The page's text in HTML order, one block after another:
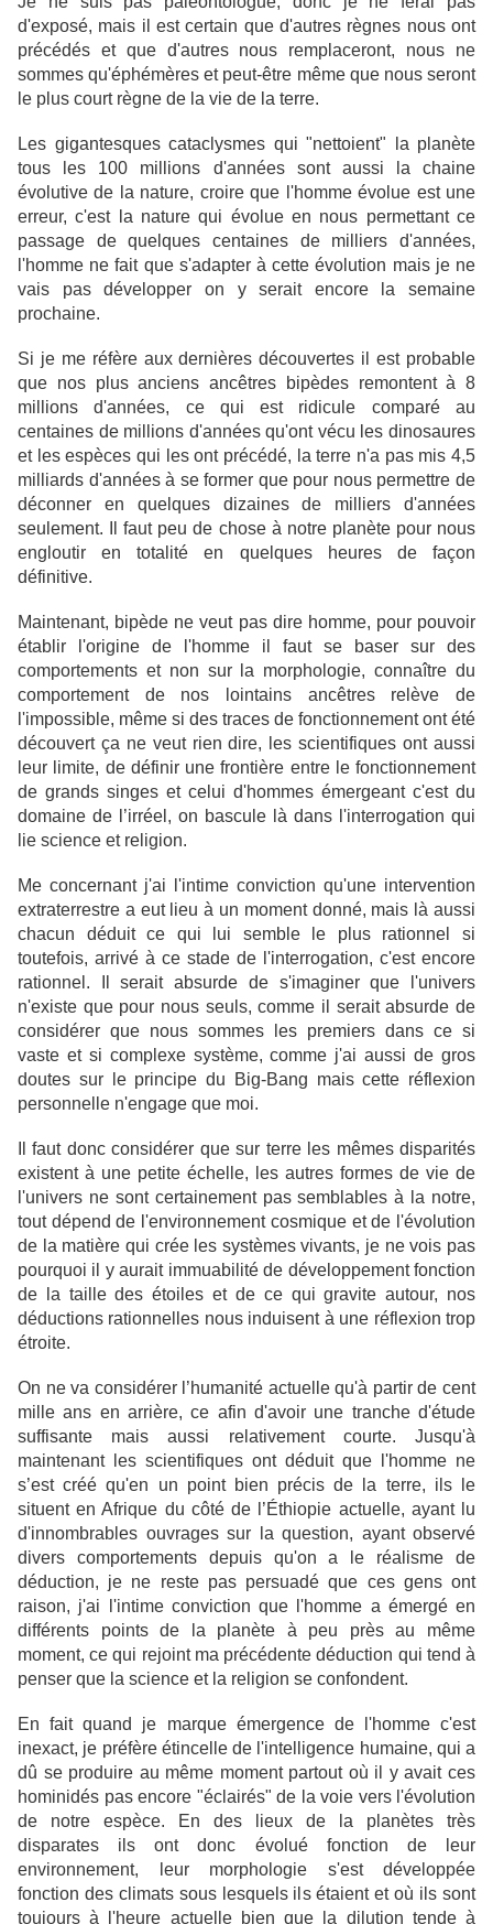
d'exposé, mais il est certain que d'autres règnes nous ont
précédés et que d'autres nous remplaceront, nous ne
sommes qu'éphémères et peut-être même que nous seront
le plus court règne de la vie de la terre.
Les gigantesques cataclysmes qui "nettoient" la planète
tous les 100 millions d'années sont aussi la chaine
évolutive de la nature, croire que l'homme évolue est une
erreur, c'est la nature qui évolue en nous permettant ce
passage de quelques centaines de milliers d'années,
l'homme ne fait que s'adapter à cette évolution mais je ne
vais pas développer on y serait encore la semaine
prochaine.
Si je me réfère aux dernières découvertes il est probable
que nos plus anciens ancêtres bipèdes remontent à 8
millions d'années, ce qui est ridicule comparé au
centaines de millions d'années qu'ont vécu les dinosaures
et les espèces qui les ont précédé, la terre n'a pas mis 4,5
milliards d'années à se former que pour nous permettre de
déconner en quelques dizaines de milliers d'années
seulement. Il faut peu de chose à notre planète pour nous
engloutir en totalité en quelques heures de façon
définitive.
Maintenant, bipède ne veut pas dire homme, pour pouvoir
établir l'origine de l'homme il faut se baser sur des
comportements et non sur la morphologie, connaître du
comportement de nos lointains ancêtres relève de
l'impossible, même si des traces de fonctionnement ont été
découvert ça ne veut rien dire, les scientifiques ont aussi
leur limite, de définir une frontière entre le fonctionnement
de grands singes et celui d'hommes émergeant c'est du
domaine de l’irréel, on bascule là dans l'interrogation qui
lie science et religion.
Me concernant j'ai l'intime conviction qu'une intervention
extraterrestre a eut lieu à un moment donné, mais là aussi
chacun déduit ce qui lui semble le plus rationnel si
toutefois, arrivé à ce stade de l'interrogation, c'est encore
rationnel. Il serait absurde de s'imaginer que l'univers
n'existe que pour nous seuls, comme il serait absurde de
considérer que nous sommes les premiers dans ce si
vaste et si complexe système, comme j'ai aussi de gros
doutes sur le principe du Big-Bang mais cette réflexion
personnelle n'engage que moi.
Il faut donc considérer que sur terre les mêmes disparités
existent à une petite échelle, les autres formes de vie de
l'univers ne sont certainement pas semblables à la notre,
tout dépend de l'environnement cosmique et de l'évolution
de la matière qui crée les systèmes vivants, je ne vois pas
pourquoi il y aurait immuabilité de développement fonction
de la taille des étoiles et de ce qui gravite autour, nos
déductions rationnelles nous induisent à une réflexion trop
étroite.
On ne va considérer l’humanité actuelle qu'à partir de cent
mille ans en arrière, ce afin d'avoir une tranche d'étude
suffisante mais aussi relativement courte. Jusqu'à
maintenant les scientifiques ont déduit que l'homme ne
s’est créé qu'en un point bien précis de la terre, ils le
situent en Afrique du côté de l’Éthiopie actuelle, ayant lu
d'innombrables ouvrages sur la question, ayant observé
divers comportements depuis qu'on a le réalisme de
déduction, je ne reste pas persuadé que ces gens ont
raison, j'ai l'intime conviction que l'homme a émergé en
différents points de la planète à peu près au même
moment, ce qui rejoint ma précédente déduction qui tend à
penser que la science et la religion se confondent.
En fait quand je marque émergence de l'homme c'est
inexact, je préfère étincelle de l'intelligence humaine, qui a
dû se produire au même moment partout où il y avait ces
hominidés pas encore "éclairés" de la voie vers l'évolution
de notre espèce. En des lieux de la planètes très
disparates ils ont donc évolué fonction de leur
environnement, leur morphologie s'est développée
fonction des climats sous lesquels ils étaient et où ils sont
toujours à l'heure actuelle bien que la dilution tende à